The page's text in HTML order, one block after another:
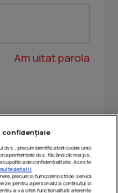
Am uitat parola
confidențiale
precum identificatorii cookie unici
preferințele dvs. făcând clic mai jos,
cu politica de confidențialitate. Aceste
detalii
precum si furnizorii nostri de servicii
pentru a personaliza continutul si
a va oferi functionalitati aferente